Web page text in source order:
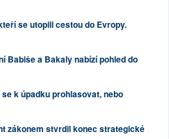
se utopili cestou do Evropy.
Babiše a Bakaly nabízí pohled do
se k úpadku prohlasovat, nebo
zákonem stvrdil konec strategické